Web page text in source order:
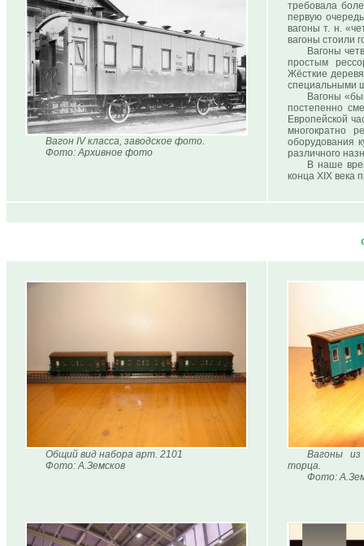
Вагон IV класса, заводское фото.
Фото: Архивное фото
требовала
первую
вагоны т. н.
вагоны стоили
Вагоны
простым
Жёсткие
специальными
Вагоны
постепенно
Европейской
многократно
оборудования
различного
В наше
конца XIX века
Общий вид набора арт. 2101
Фото: А.Земсков
Вагоны
торца.
Фото: